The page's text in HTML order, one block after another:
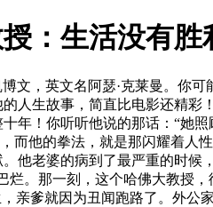
：生活没有胜
文，英文名阿瑟·克莱曼。
人生故事，简直比电影还精彩
年！你听听他说的那话：“她
而他的拳法，就是那闪耀着人
他老婆的病到了最严重的时
。那一刻，这个哈佛大教授
亲爹就因为丑闻跑路了。外